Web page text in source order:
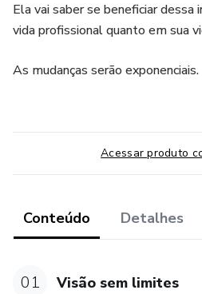
Ela vai saber se beneficiar dessa
vida profissional quanto em sua
As mudanças serão exponenciais.
Acessar produto
Conteúdo Detalhes
01 Visão sem limites